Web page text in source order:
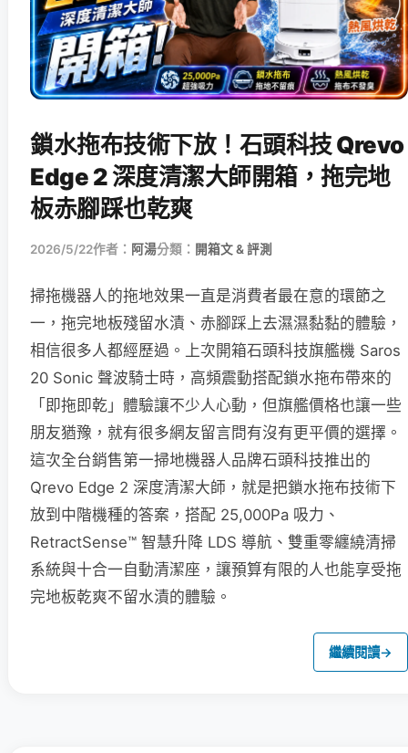
鎖水拖布技術下放！石頭科技 Qrevo
Edge 2 深度清潔大師開箱，拖完地
板赤腳踩也乾爽
2026/5/22作者： 阿湯分類： 開箱文 & 評測
掃拖機器人的拖地效果一直是消費者最在意的環節之
一，拖完地板殘留水漬、赤腳踩上去濕濕黏黏的體驗，
相信很多人都經歷過。上次開箱石頭科技旗艦機 Saros
20 Sonic 聲波騎士時，高頻震動搭配鎖水拖布帶來的
「即拖即乾」體驗讓不少人心動，但旗艦價格也讓一些
朋友猶豫，就有很多網友留言問有沒有更平價的選擇。
這次全台銷售第一掃地機器人品牌石頭科技推出的
Qrevo Edge 2 深度清潔大師，就是把鎖水拖布技術下
放到中階機種的答案，搭配 25,000Pa 吸力、
RetractSense™ 智慧升降 LDS 導航、雙重零纏繞清掃
系統與十合一自動清潔座，讓預算有限的人也能享受拖
完地板乾爽不留水漬的體驗。
繼續閱讀→